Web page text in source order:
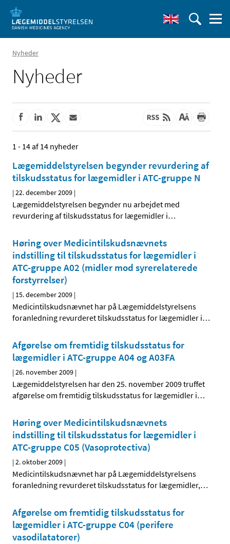
Nyheder
Nyheder
1 - 14 af 14 nyheder
Lægemiddelstyrelsen begynder revurdering af
tilskudsstatus for lægemidler i ATC-gruppe N
|22. december 2009 |
Lægemiddelstyrelsen begynder nu arbejdet med
revurdering af tilskudsstatus for lægemidler i…
Høring over Medicintilskudsnævnets
indstilling til tilskudsstatus for lægemidler i
ATC-gruppe A02 (midler mod syrerelaterede
forstyrrelser)
| 15. december 2009 |
Medicintilskudsnævnet har på Lægemiddelstyrelsens
foranledning revurderet tilskudsstatus for lægemidler i…
Afgørelse om fremtidig tilskudsstatus for
lægemidler i ATC-gruppe A04 og A03FA
|26. november 2009 |
Lægemiddelstyrelsen har den 25. november 2009 truffet
afgørelse om fremtidig tilskudsstatus for lægemidler i…
Høring over Medicintilskudsnævnets
indstilling til tilskudsstatus for lægemidler i
ATC-gruppe C05 (Vasoprotectiva)
|2. oktober 2009 |
Medicintilskudsnævnet har på Lægemiddelstyrelsens
foranledning revurderet tilskudsstatus for lægemidler,…
Afgørelse om fremtidig tilskudsstatus for
lægemidler i ATC-gruppe C04 (perifere
vasodilatatorer)